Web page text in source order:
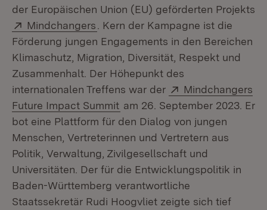
der Europäischen Union (EU) geförderten Projekts
Extern:
Mindchangers (Öffnet in neuem Fenster)
. Kern der Kampagne ist die
Förderung jungen Engagements in den Bereichen
Klimaschutz, Migration, Diversität, Respekt und
Zusammenhalt. Der Höhepunkt des
internationalen Treffens war der
Extern:
Mindchangers
Future Impact Summit (Öffnet in neuem Fenster)
am 26. September 2023. Er
bot eine Plattform für den Dialog von jungen
Menschen, Vertreterinnen und Vertretern aus
Politik, Verwaltung, Zivilgesellschaft und
Universitäten. Der für die Entwicklungspolitik in
Baden-Württemberg verantwortliche
Staatssekretär Rudi Hoogvliet zeigte sich tief